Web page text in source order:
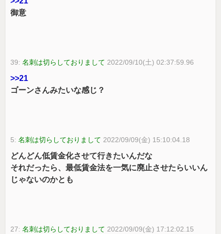
御意
39:名刺は切らしておりまして 2022/09/10(土) 02:37:59.96
>>21
ゴーンさんみたいな感じ？
5:名刺は切らしておりまして 2022/09/09(金) 15:10:04.18
どんどん低賃金化させて行きたいんだな
それだったら、最低賃金法を一気に廃止させたらいいん
じゃないのかとも
27:名刺は切らしておりまして 2022/09/09(金) 17:12:02.15